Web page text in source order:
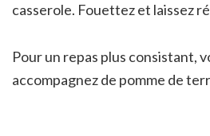
casserole. Fouettez et laissez
Pour un repas plus consistant,
accompagnez de pomme de